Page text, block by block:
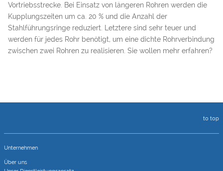
Vortriebsstrecke. Bei Einsatz von längeren Rohren werden die
Kupplungszeiten um ca. 20 % und die Anzahl der
Stahlführungsringe reduziert. Letztere sind sehr teuer und
werden für jedes Rohr benötigt, um eine dichte Rohrverbindung
zwischen zwei Rohren zu realisieren. Sie wollen mehr erfahren?
to top
Unternehmen
Über uns